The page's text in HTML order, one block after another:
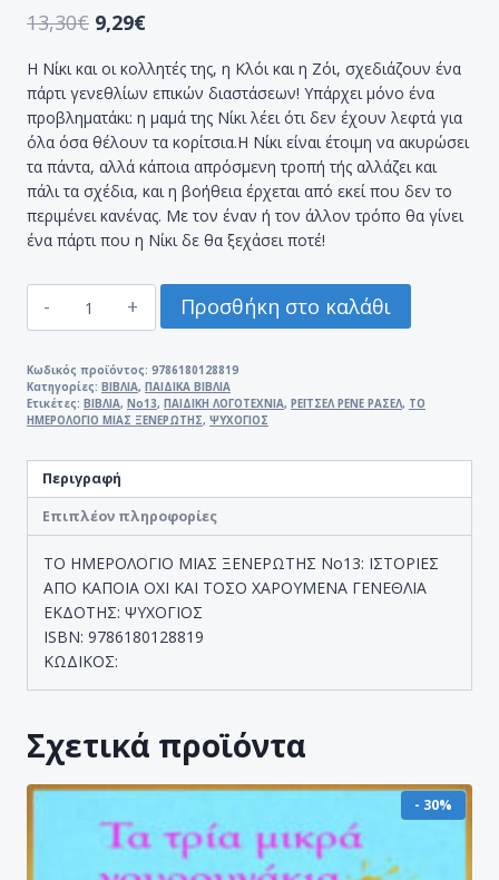
13,30€ 9,29€
Η Νίκι και οι κολλητές της, η Κλόι και η Ζόι, σχεδιάζουν ένα
πάρτι γενεθλίων επικών διαστάσεων! Υπάρχει μόνο ένα
προβληματάκι: η μαμά της Νίκι λέει ότι δεν έχουν λεφτά για
όλα όσα θέλουν τα κορίτσια.Η Νίκι είναι έτοιμη να ακυρώσει
τα πάντα, αλλά κάποια απρόσμενη τροπή τής αλλάζει και
πάλι τα σχέδια, και η βοήθεια έρχεται από εκεί που δεν το
περιμένει κανένας. Με τον έναν ή τον άλλον τρόπο θα γίνει
ένα πάρτι που η Νίκι δε θα ξεχάσει ποτέ!
ΗΜΕΡΟΛΟΓΙΟ
ΞΕΝΕΡΩΤΗΣ
Νο13
ποσότητα
Προσθήκη στο καλάθι
Κωδικός προϊόντος: 9786180128819
Κατηγορίες: ΒΙΒΛΙΑ, ΠΑΙΔΙΚΑ ΒΙΒΛΙΑ
Ετικέτες: ΒΙΒΛΙΑ, Νο13, ΠΑΙΔΙΚΗ ΛΟΓΟΤΕΧΝΙΑ, ΡΕΪΤΣΕΛ ΡΕΝΕ ΡΑΣΕΛ, ΤΟ
ΗΜΕΡΟΛΟΓΙΟ ΜΙΑΣ ΞΕΝΕΡΩΤΗΣ, ΨΥΧΟΓΙΟΣ
Περιγραφή
Επιπλέον πληροφορίες
ΤΟ ΗΜΕΡΟΛΟΓΙΟ ΜΙΑΣ ΞΕΝΕΡΩΤΗΣ Νο13: ΙΣΤΟΡΙΕΣ
ΑΠΟ ΚΑΠΟΙΑ ΟΧΙ ΚΑΙ ΤΟΣΟ ΧΑΡΟΥΜΕΝΑ ΓΕΝΕΘΛΙΑ
ΕΚΔΟΤΗΣ: ΨΥΧΟΓΙΟΣ
ISBN: 9786180128819
ΚΩΔΙΚΟΣ:
Σχετικά προϊόντα
- 30%